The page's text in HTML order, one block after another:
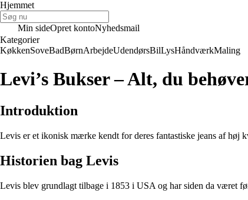
Hjemmet
Min sideOpret kontoNyhedsmail
Kategorier
KøkkenSoveBadBørnArbejdeUdendørsBilLysHåndværkMaling
Levi’s Bukser – Alt, du
Introduktion
Levis er et ikonisk mærke kendt for deres fantastiske jeans af høj
Historien bag Levis
Levis blev grundlagt tilbage i 1853 i USA og har siden da været